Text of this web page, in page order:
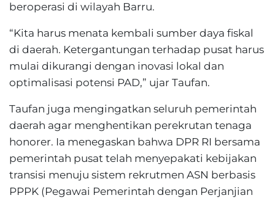
beroperasi di wilayah Barru.
“Kita harus menata kembali sumber daya fiskal
di daerah. Ketergantungan terhadap pusat harus
mulai dikurangi dengan inovasi lokal dan
optimalisasi potensi PAD,” ujar Taufan.
Taufan juga mengingatkan seluruh pemerintah
daerah agar menghentikan perekrutan tenaga
honorer. Ia menegaskan bahwa DPR RI bersama
pemerintah pusat telah menyepakati kebijakan
transisi menuju sistem rekrutmen ASN berbasis
PPPK (Pegawai Pemerintah dengan Perjanjian